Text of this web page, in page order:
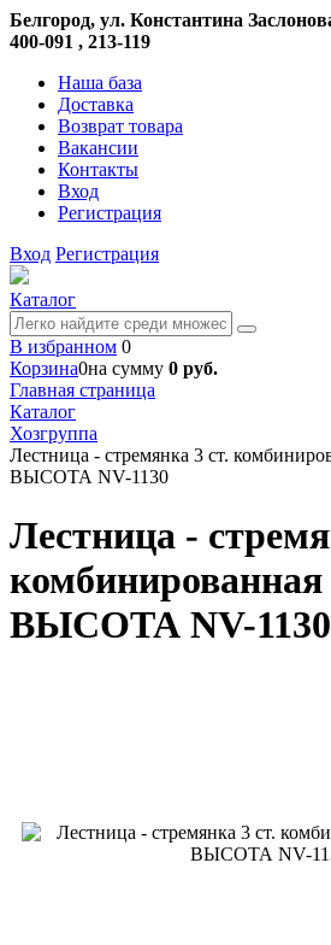
Белгород, ул. Константина
400-091 , 213-119
Наша база
Доставка
Возврат товара
Вакансии
Контакты
Вход
Регистрация
Вход Регистрация
Каталог
В избранном 0
Корзина0на сумму 0 руб.
Главная страница
Каталог
Хозгруппа
Лестница - стремянка 3 ст.
ВЫСОТА NV-1130
Лестница -
ВЫСОТА NV-1130